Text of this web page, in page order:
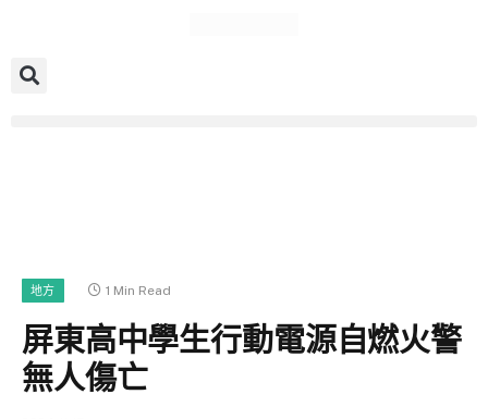
地方 1 Min Read
屏東高中學生行動電源自燃火警
無人傷亡